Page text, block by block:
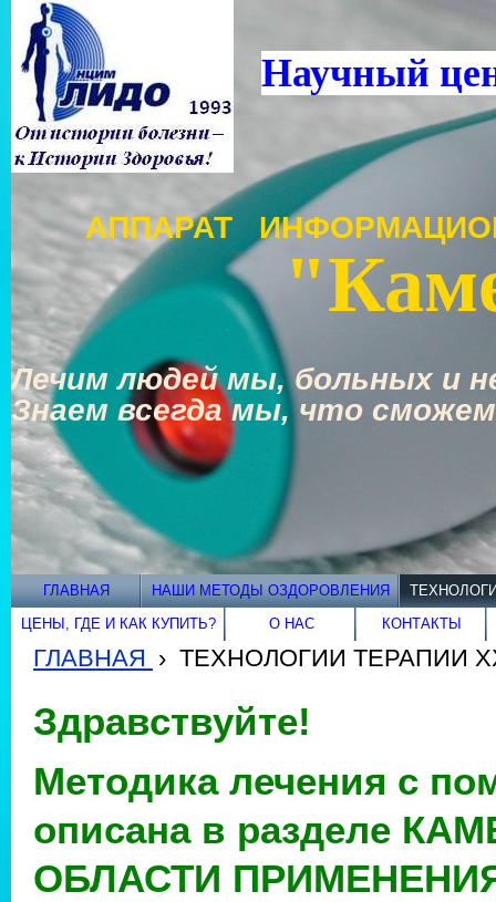
Научный
АППАРАТ
Лечим людей мы, больных и
Знаем всегда мы, что
ГЛАВНАЯ НАШИ МЕТОДЫ ОЗДОРОВЛЕНИЯ
ЦЕНЫ, ГДЕ И КАК КУПИТЬ? О НАС КОНТАКТЫ
ГЛАВНАЯ › ТЕХНОЛОГИИ ТЕРАПИИ
Здравствуйте!
Методика лечения с
описана в разделе
ОБЛАСТИ